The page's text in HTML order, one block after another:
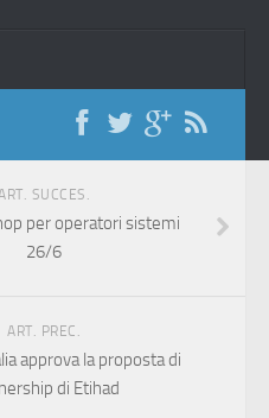
SUCCES.
per operatori sistemi
26/6
ART. PREC.
approva la proposta di
di Etihad